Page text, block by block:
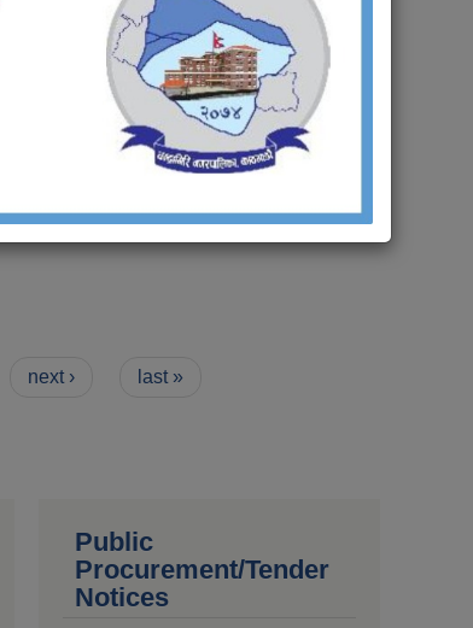
प्रकाशित) |
next › last »
Public
Procurement/Tender
Notices